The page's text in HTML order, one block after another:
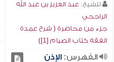
للشيخ: عبد العزيز بن عبد الله
الراجحي
جزء من محاضرة ( شرح عمدة
الفقه كتاب الصيام [1])
الفهرس:الإذن